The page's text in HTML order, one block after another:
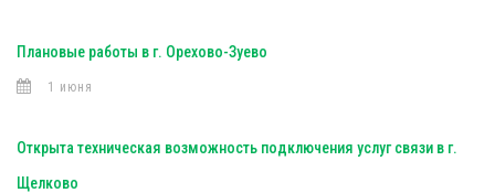
Плановые работы в г. Орехово-Зуево
1 июня
Открыта техническая возможность подключения услуг связи в г.
Щелково